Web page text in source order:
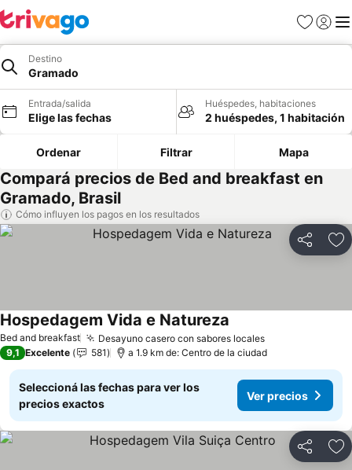
Favoritos
Iniciar
Destino
Gramado
Entrada/salida
Elige las fechas
Huéspedes, habitaciones
2 huéspedes, 1 habitación
Ordenar Filtrar Mapa
Compará precios de Bed and breakfast en
Gramado, Brasil
Cómo influyen los pagos en los resultados
Compartir
Bed and breakfast Desayuno casero con sabores locales
Hospedagem Vida e Natureza
9,1 Excelente 581 a 1.9 km de: Centro de la ciudad
Seleccioná las fechas para ver los
precios exactos
Ver precios
Compartir